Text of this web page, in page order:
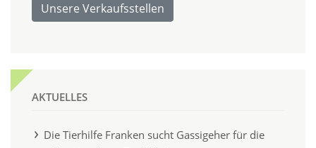
Unsere Verkaufsstellen
AKTUELLES
Die Tierhilfe Franken sucht Gassigeher für die